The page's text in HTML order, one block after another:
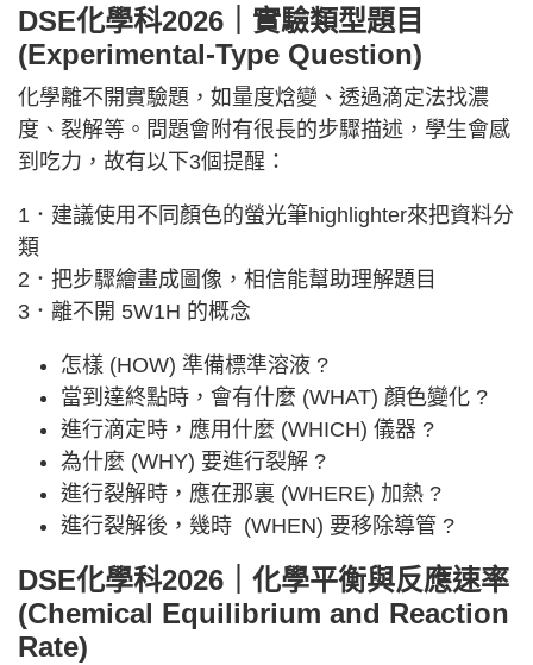
DSE化學科2026｜實驗類型題目
(Experimental-Type Question)
化學離不開實驗題，如量度焓變、透過滴定法找濃
度、裂解等。問題會附有很長的步驟描述，學生會感
到吃力，故有以下3個提醒：
1．建議使用不同顏色的螢光筆highlighter來把資料分
類
2．把步驟繪畫成圖像，相信能幫助理解題目
3．離不開 5W1H 的概念
怎樣 (HOW) 準備標準溶液 ?
當到達終點時，會有什麼 (WHAT) 顏色變化 ?
進行滴定時，應用什麼 (WHICH) 儀器 ?
為什麼 (WHY) 要進行裂解 ?
進行裂解時，應在那裏 (WHERE) 加熱 ?
進行裂解後，幾時 (WHEN) 要移除導管 ?
DSE化學科2026｜化學平衡與反應速率
(Chemical Equilibrium and Reaction
Rate)